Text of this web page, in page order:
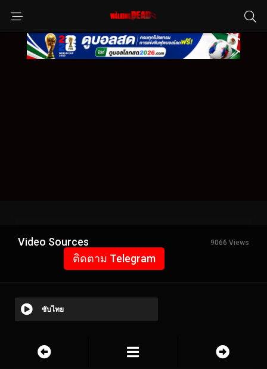
Video Sources 9066 Views
ติดตาม Telegram
ซับไทย